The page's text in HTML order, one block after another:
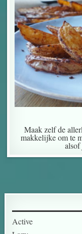
Maak zelf de
makkelijke om te
alsof
Active